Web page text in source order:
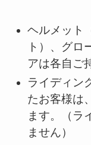
ヘルメット
ト）、グロ
アは各自ご
ライディン
たお客様は
ます。（ラ
ません）